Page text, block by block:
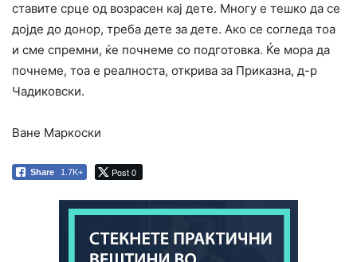
ставите срце од возрасен кај дете. Многу е тешко да се
дојде до донор, треба дете за дете. Ако се согледа тоа
и сме спремни, ќе почнеме со подготовка. Ќе мора да
почнеме, тоа е реалноста, открива за Приказна, д-р
Чадиковски.
Ване Маркоски
Share 1.7K+ Post 0